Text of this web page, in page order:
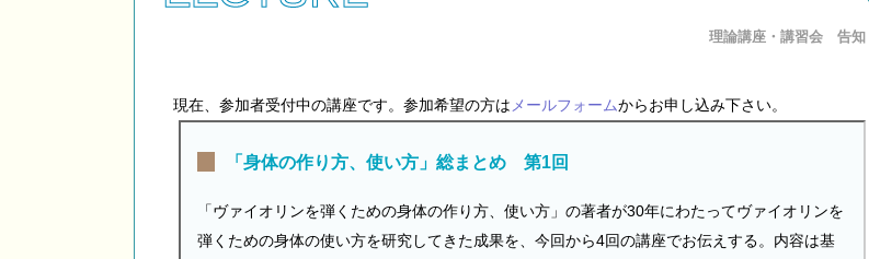
理論講座・講習会 告知
現在、参加者受付中の講座です。参加希望の方は メールフォームからお申し込み下さい。
「身体の作り方、使い方」総まとめ 第1回
「ヴァイオリンを弾くための身体の作り方、使い方」の著者が30年にわたってヴァイオリンを
弾くための身体の使い方を研究してきた成果を、今回から4回の講座でお伝えする。内容は基